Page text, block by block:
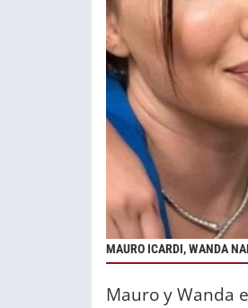
MAURO ICARDI, WANDA
Mauro y Wanda